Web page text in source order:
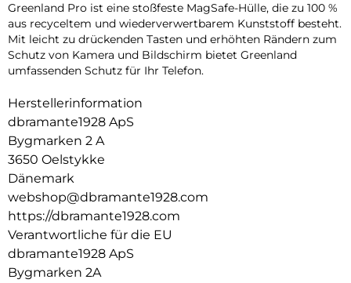
Greenland Pro ist eine stoßfeste MagSafe-Hülle, die zu 100 %
aus recyceltem und wiederverwertbarem Kunststoff besteht.
Mit leicht zu drückenden Tasten und erhöhten Rändern zum
Schutz von Kamera und Bildschirm bietet Greenland
umfassenden Schutz für Ihr Telefon.
Herstellerinformation
dbramante1928 ApS
Bygmarken 2 A
3650 Oelstykke
Dänemark
webshop@dbramante1928.com
https://dbramante1928.com
Verantwortliche für die EU
dbramante1928 ApS
Bygmarken 2A